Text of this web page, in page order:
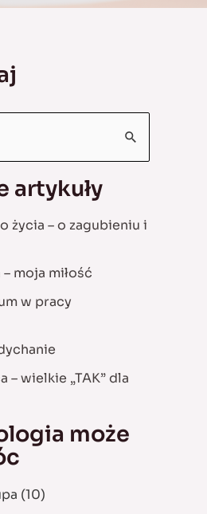
artykuły
życia – o zagubieniu i
moja miłość
w pracy
– wielkie „TAK” dla
może
(10)